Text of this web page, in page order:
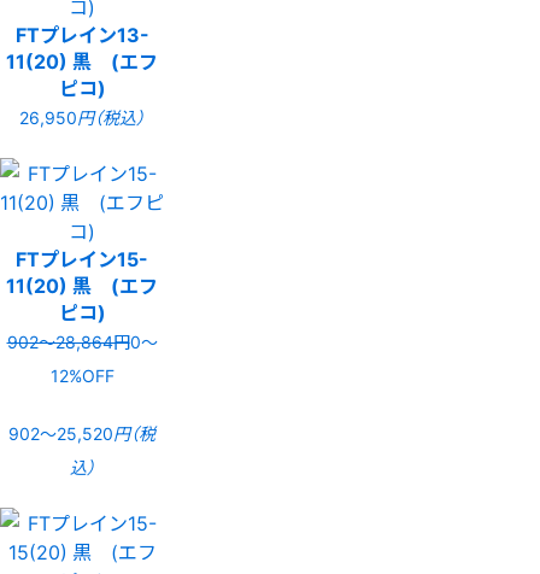
FTプレイン13-
11(20) 黒 (エフ
ピコ)
26,950円（税込）
FTプレイン15-
11(20) 黒 (エフ
ピコ)
902〜28,864円0〜
12%OFF
902〜25,520円（税
込）